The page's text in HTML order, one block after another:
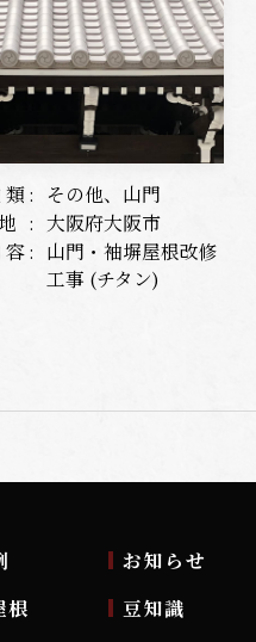
:
その他、山門
: 大阪府大阪市
: 山門・袖塀屋根改修
工事 (チタン)
根
お知らせ
豆知識